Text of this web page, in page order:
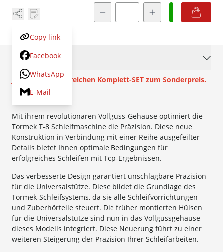
Copy link
Facebook
WhatsApp
E-Mail
Beschreibung
JETZT im umfangreichen Komplett-SET zum Sonderpreis.
Mit ihrem revolutionären Vollguss-Gehäuse optimiert die
Tormek T-8 Schleifmaschine die Präzision. Diese neue
Konstruktion in Verbindung mit einer Reihe ausgefeilter
Details bietet Ihnen optimale Bedingungen für
erfolgreiches Schleifen mit Top-Ergebnissen.
Das verbesserte Design garantiert unschlagbare Präzision
für die Universalstütze. Diese bildet die Grundlage des
Tormek-Schleifsystems, da sie alle Schleifvorrichtungen
und Zuberhörteile steuert. Die früher montierten Hülsen
für die Universalstütze sind nun in das Vollgussgehäuse
dieses Modells integriert. Diese Neuerung führt zu einer
weiteren Steigerung der Präzision Ihrer Schleifarbeiten.